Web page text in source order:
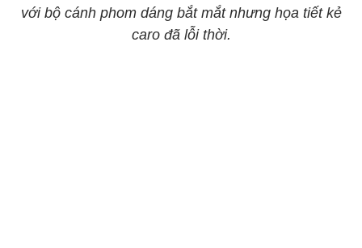
với bộ cánh phom dáng bắt mắt nhưng họa tiết kẻ
caro đã lỗi thời.